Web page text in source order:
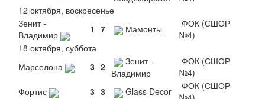
12 октября, воскресенье
Зенит -
Владимир
1 7 Мамонты
ФОК (СШОР
№4)
18 октября, суббота
Марселона
3 2
Зенит -
Владимир
ФОК (СШОР
№4)
Фортис
3 3 Glass Decor
ФОК (СШОР